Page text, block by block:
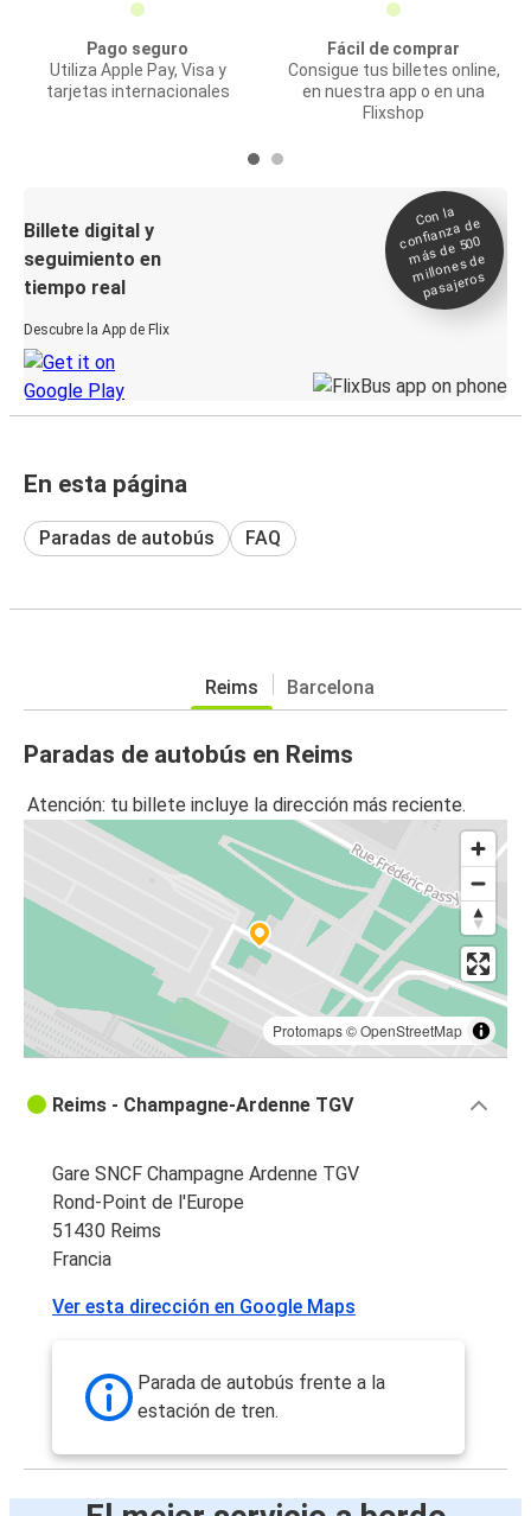
Pago seguro
Utiliza Apple Pay, Visa y
tarjetas internacionales
Fácil de comprar
Consigue tus billetes online,
en nuestra app o en una
Flixshop
Billete digital y
seguimiento en
tiempo real
Descubre la App de Flix
Con la
confianza de
más de 500
millones de
pasajeros
En esta página
Paradas de autobús FAQ
Reims Barcelona
Paradas de autobús en Reims
Atención: tu billete incluye la dirección más reciente.
Protomaps©OpenStreetMap
Reims - Champagne-Ardenne TGV
Gare SNCF Champagne Ardenne TGV
Rond-Point de l'Europe
51430 Reims
Francia
Ver esta dirección en Google Maps
Parada de autobús frente a la
estación de tren.